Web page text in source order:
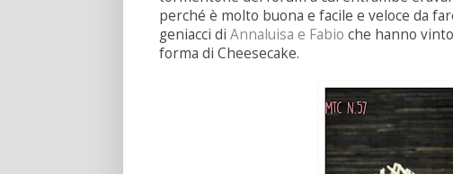
perché è molto buona e facile e veloce da
geniacci di Annaluisa e Fabio che hanno
forma di Cheesecake.